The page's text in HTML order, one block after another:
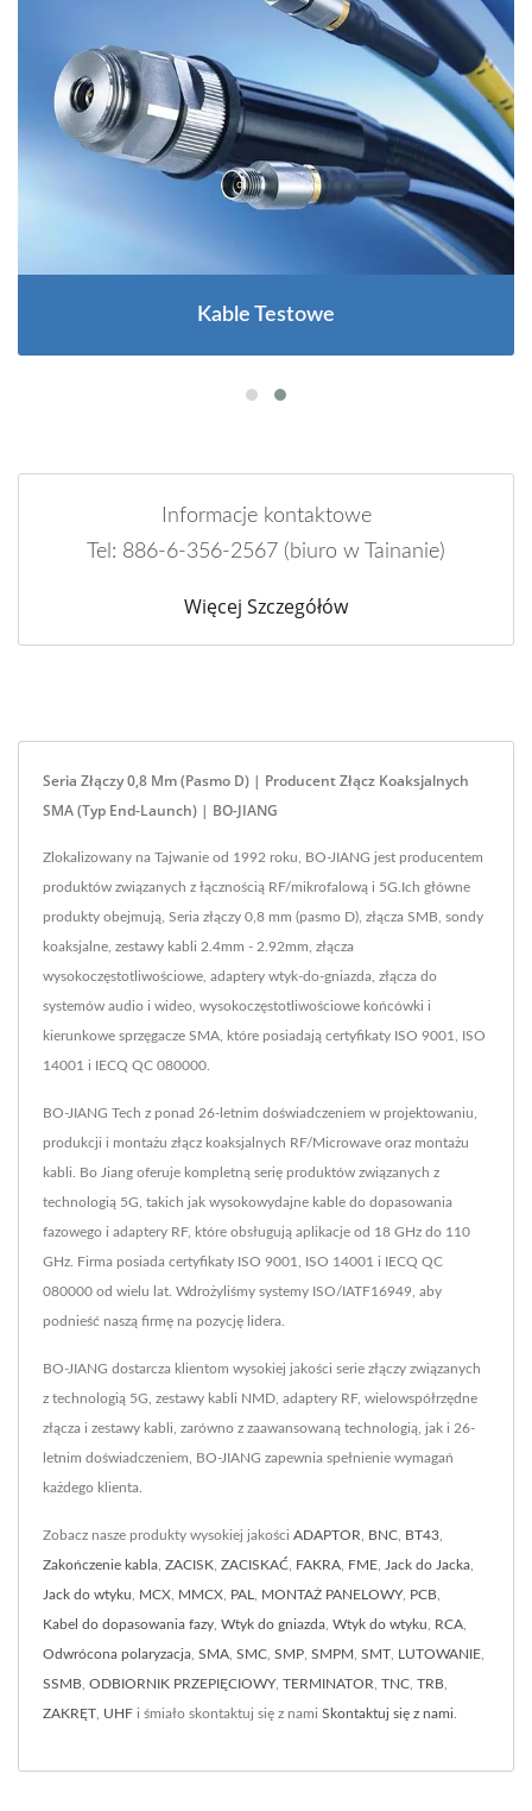
Kable Testowe
Informacje kontaktowe
Tel: 886-6-356-2567 (biuro w Tainanie)
Więcej Szczegółów
Seria Złączy 0,8 Mm (pasmo D) | Producent Złącz Koaksjalnych
SMA (typ End-Launch) | BO-JIANG
Zlokalizowany na Tajwanie od 1992 roku, BO-JIANG jest producentem
produktów związanych z łącznością RF/mikrofalową i 5G.Ich główne
produkty obejmują, Seria złączy 0,8 mm (pasmo D), złącza SMB, sondy
koaksjalne, zestawy kabli 2.4mm - 2.92mm, złącza
wysokoczęstotliwościowe, adaptery wtyk-do-gniazda, złącza do
systemów audio i wideo, wysokoczęstotliwościowe końcówki i
kierunkowe sprzęgacze SMA, które posiadają certyfikaty ISO 9001, ISO
14001 i IECQ QC 080000.
BO-JIANG Tech z ponad 26-letnim doświadczeniem w projektowaniu,
produkcji i montażu złącz koaksjalnych RF/Microwave oraz montażu
kabli. Bo Jiang oferuje kompletną serię produktów związanych z
technologią 5G, takich jak wysokowydajne kable do dopasowania
fazowego i adaptery RF, które obsługują aplikacje od 18 GHz do 110
GHz. Firma posiada certyfikaty ISO 9001, ISO 14001 i IECQ QC
080000 od wielu lat. Wdrożyliśmy systemy ISO/IATF16949, aby
podnieść naszą firmę na pozycję lidera.
BO-JIANG dostarcza klientom wysokiej jakości serie złączy związanych
z technologią 5G, zestawy kabli NMD, adaptery RF, wielowspółrzędne
złącza i zestawy kabli, zarówno z zaawansowaną technologią, jak i 26-
letnim doświadczeniem, BO-JIANG zapewnia spełnienie wymagań
każdego klienta.
Zobacz nasze produkty wysokiej jakości ADAPTOR BNC BT43
Zakończenie kabla ZACISK ZACISKAĆ FAKRA FME Jack do Jacka
Jack do wtyku MCX MMCX PAL MONTAŻ PANELOWY, PCB
Kabel do dopasowania fazy Wtyk do gniazda Wtyk do wtyku RCA
Odwrócona polaryzacja SMA SMC SMP SMPM SMT LUTOWANIE
SSMB ODBIORNIK PRZEPIĘCIOWY, TERMINATOR TNC TRB
ZAKRĘT UHF i śmiało skontaktuj się z nami Skontaktuj się z nami